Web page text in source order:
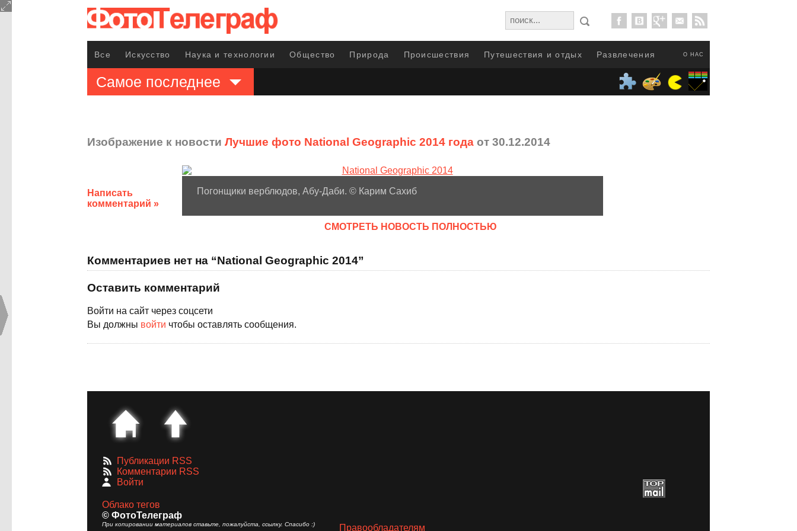
О НАС
Все Искусство Наука и технологии Общество Природа Происшествия Путешествия и отдых Развлечения
Самое последнее
Изображение к новости Лучшие фото National Geographic 2014 года от 30.12.2014
Написать
комментарий »
Погонщики верблюдов, Абу-Даби. © Карим Сахиб
CМОТРЕТЬ НОВОСТЬ ПОЛНОСТЬЮ
Комментариев нет на “National Geographic 2014”
Оставить комментарий
Войти на сайт через соцсети
Вы должны войти чтобы оставлять сообщения.
Публикации RSS
Комментарии RSS
Войти
Облако тегов
© ФотоТелеграф
При копировании материалов ставьте, пожалуйста, ссылку. Спасибо :) Правообладателям